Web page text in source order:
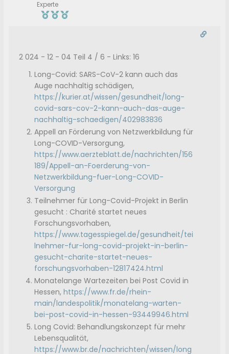
Experte
2 024 - 12 - 04 Teil 4 / 6 - Links: 16
Long-Covid: SARS-CoV-2 kann auch das
Auge nachhaltig schädigen,
https://kurier.at/wissen/gesundheit/long-
covid-sars-cov-2-kann-auch-das-auge-
nachhaltig-schaedigen/402983836
Appell an Förderung von Netzwerkbildung für
Long-COVID-Versorgung,
https://www.aerzteblatt.de/nachrichten/156
189/Appell-an-Foerderung-von-
Netzwerkbildung-fuer-Long-COVID-
Versorgung
Teilnehmer für Long-Covid-Projekt in Berlin
gesucht : Charité startet neues
Forschungsvorhaben,
https://www.tagesspiegel.de/gesundheit/tei
lnehmer-fur-long-covid-projekt-in-berlin-
gesucht-charite-startet-neues-
forschungsvorhaben-12817424.html
Monatelange Wartezeiten bei Post Covid in
Hessen,https://www.fr.de/rhein-
main/landespolitik/monatelang-warten-
bei-post-covid-in-hessen-93449946.html
Long Covid: Behandlungskonzept für mehr
Lebensqualität,
https://www.br.de/nachrichten/wissen/long